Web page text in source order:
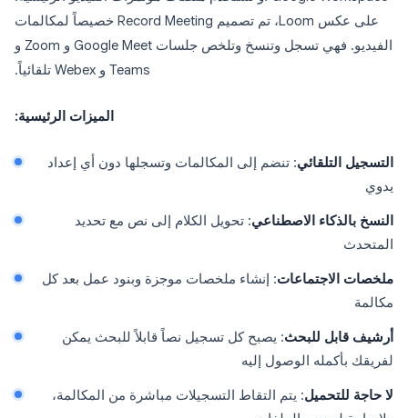
على عكس Loom، تم تصميم Record Meeting خصيصاً لمكالمات
الفيديو. فهي تسجل وتنسخ وتلخص جلسات Google Meet و Zoom و
Teams و Webex تلقائياً.
الميزات الرئيسية:
التسجيل التلقائي: تنضم إلى المكالمات وتسجلها دون أي إعداد
يدوي
النسخ بالذكاء الاصطناعي: تحويل الكلام إلى نص مع تحديد
المتحدث
ملخصات الاجتماعات: إنشاء ملخصات موجزة وبنود عمل بعد كل
مكالمة
أرشيف قابل للبحث: يصبح كل تسجيل نصاً قابلاً للبحث يمكن
لفريقك بأكمله الوصول إليه
لا حاجة للتحميل: يتم التقاط التسجيلات مباشرة من المكالمة،